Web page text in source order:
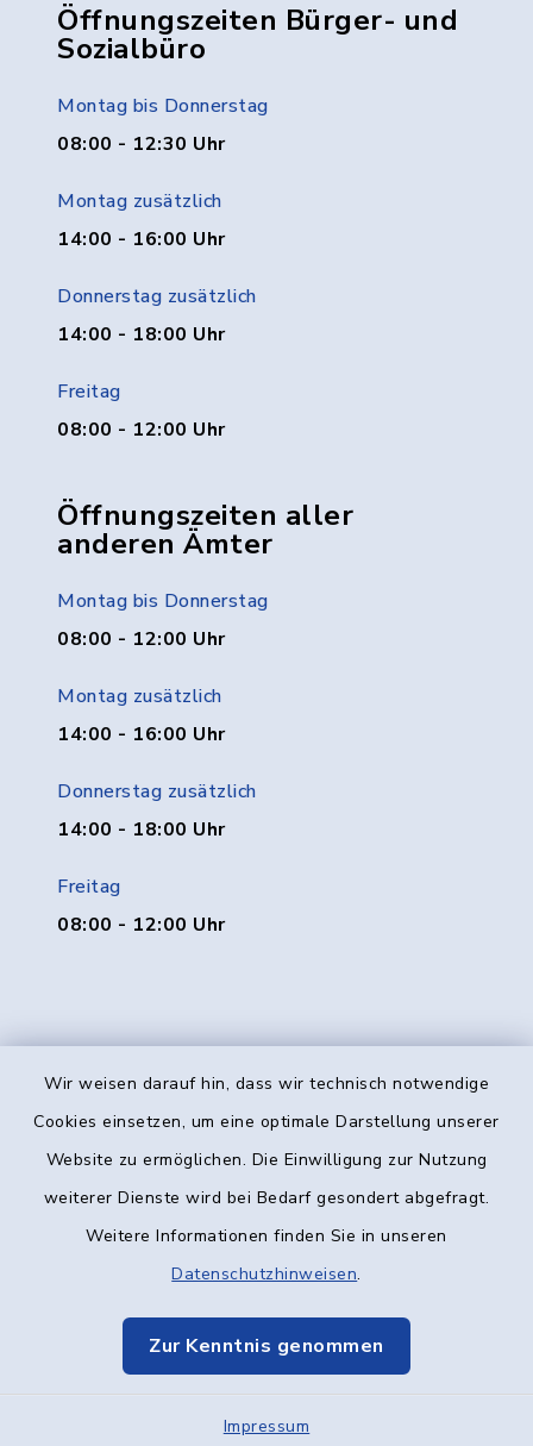
Wir weisen darauf hin, dass wir technisch notwendige
Cookies einsetzen, um eine optimale Darstellung unserer
Website zu ermöglichen. Die Einwilligung zur Nutzung
weiterer Dienste wird bei Bedarf gesondert abgefragt.
Weitere Informationen finden Sie in unseren
Datenschutzhinweisen.
Zur Kenntnis genommen
Impressum
Öffnungszeiten Bürger- und
Sozialbüro
Montag bis Donnerstag
08:00 - 12:30 Uhr
Montag zusätzlich
14:00 - 16:00 Uhr
Donnerstag zusätzlich
14:00 - 18:00 Uhr
Freitag
08:00 - 12:00 Uhr
Öffnungszeiten aller
anderen Ämter
Montag bis Donnerstag
08:00 - 12:00 Uhr
Montag zusätzlich
14:00 - 16:00 Uhr
Donnerstag zusätzlich
14:00 - 18:00 Uhr
Freitag
08:00 - 12:00 Uhr
Kontakt
Datenschutz
Elektronische Kommunikation
Sitemap